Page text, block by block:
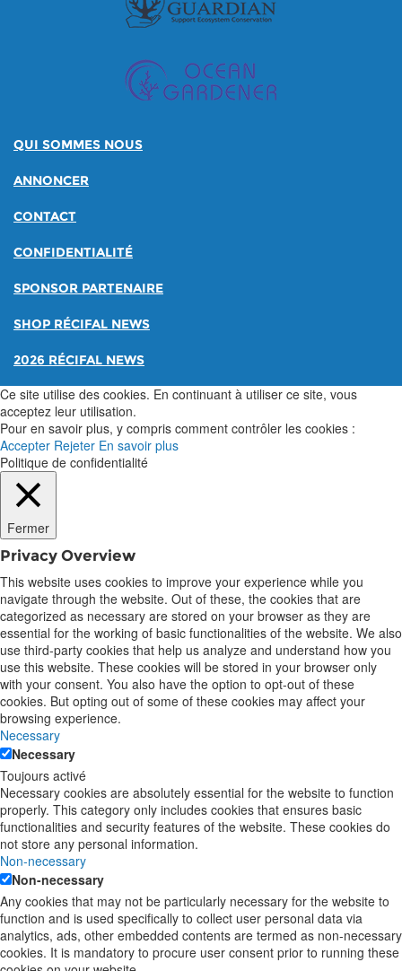
QUI SOMMES NOUS
ANNONCER
CONTACT
CONFIDENTIALITÉ
SPONSOR PARTENAIRE
SHOP RÉCIFAL NEWS
2026 RÉCIFAL NEWS
Ce site utilise des cookies. En continuant à utiliser ce site, vous
acceptez leur utilisation.
Pour en savoir plus, y compris comment contrôler les cookies :
Accepter Rejeter En savoir plus
Politique de confidentialité
Fermer
Privacy Overview
This website uses cookies to improve your experience while you
navigate through the website. Out of these, the cookies that are
categorized as necessary are stored on your browser as they are
essential for the working of basic functionalities of the website. We also
use third-party cookies that help us analyze and understand how you
use this website. These cookies will be stored in your browser only
with your consent. You also have the option to opt-out of these
cookies. But opting out of some of these cookies may affect your
browsing experience.
Necessary
Necessary
Toujours activé
Necessary cookies are absolutely essential for the website to function
properly. This category only includes cookies that ensures basic
functionalities and security features of the website. These cookies do
not store any personal information.
Non-necessary
Non-necessary
Any cookies that may not be particularly necessary for the website to
function and is used specifically to collect user personal data via
analytics, ads, other embedded contents are termed as non-necessary
cookies. It is mandatory to procure user consent prior to running these